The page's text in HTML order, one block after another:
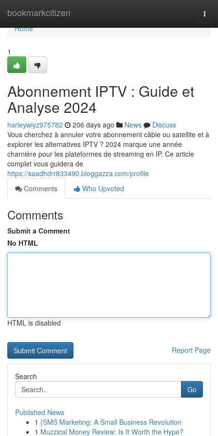
bookmarkcitizen
Home
Home
1
Abonnement IPTV : Guide et
Analyse 2024
harleywiyz975782 206 days ago News
Discuss
Vous cherchez à annuler votre abonnement câble ou satellite et à
explorer les alternatives IPTV ? 2024 marque une année
charnière pour les plateformes de streaming en IP. Ce article
complet vous guidera de
https://saadhdrr833490.bloggazza.com/profile
Comments
Who Upvoted
Comments
Submit a Comment
No HTML
HTML is disabled
Report Page
Search
Go
Published News
1 {SMS Marketing: A Small Business Revolution
1 Muzzical Money Review: Is It Worth the Hype?